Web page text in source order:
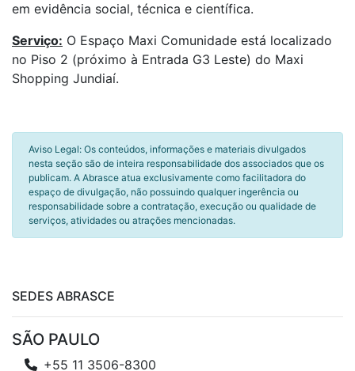
em evidência social, técnica e científica.
Serviço: O Espaço Maxi Comunidade está localizado
no Piso 2 (próximo à Entrada G3 Leste) do Maxi
Shopping Jundiaí.
Aviso Legal: Os conteúdos, informações e materiais divulgados
nesta seção são de inteira responsabilidade dos associados que os
publicam. A Abrasce atua exclusivamente como facilitadora do
espaço de divulgação, não possuindo qualquer ingerência ou
responsabilidade sobre a contratação, execução ou qualidade de
serviços, atividades ou atrações mencionadas.
SEDES ABRASCE
SÃO PAULO
+55 11 3506-8300